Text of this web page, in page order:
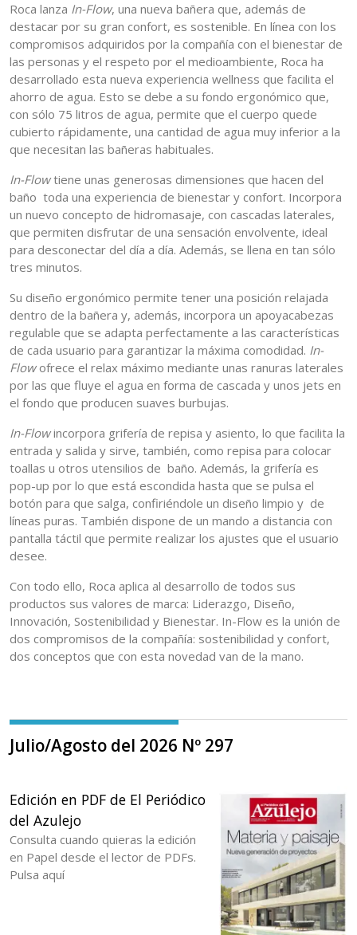
Roca lanza In-Flow, una nueva bañera que, además de
destacar por su gran confort, es sostenible. En línea con los
compromisos adquiridos por la compañía con el bienestar de
las personas y el respeto por el medioambiente, Roca ha
desarrollado esta nueva experiencia wellness que facilita el
ahorro de agua. Esto se debe a su fondo ergonómico que,
con sólo 75 litros de agua, permite que el cuerpo quede
cubierto rápidamente, una cantidad de agua muy inferior a la
que necesitan las bañeras habituales.
In-Flowtiene unas generosas dimensiones que hacen del
baño toda una experiencia de bienestar y confort. Incorpora
un nuevo concepto de hidromasaje, con cascadas laterales,
que permiten disfrutar de una sensación envolvente, ideal
para desconectar del día a día. Además, se llena en tan sólo
tres minutos.
Su diseño ergonómico permite tener una posición relajada
dentro de la bañera y, además, incorpora un apoyacabezas
regulable que se adapta perfectamente a las características
de cada usuario para garantizar la máxima comodidad. In-
Flowofrece el relax máximo mediante unas ranuras laterales
por las que fluye el agua en forma de cascada y unos jets en
el fondo que producen suaves burbujas.
In-Flowincorpora grifería de repisa y asiento, lo que facilita la
entrada y salida y sirve, también, como repisa para colocar
toallas u otros utensilios de baño. Además, la grifería es
pop-up por lo que está escondida hasta que se pulsa el
botón para que salga, confiriéndole un diseño limpio y de
líneas puras. También dispone de un mando a distancia con
pantalla táctil que permite realizar los ajustes que el usuario
desee.
Con todo ello, Roca aplica al desarrollo de todos sus
productos sus valores de marca: Liderazgo, Diseño,
Innovación, Sostenibilidad y Bienestar. In-Flow es la unión de
dos compromisos de la compañía: sostenibilidad y confort,
dos conceptos que con esta novedad van de la mano.
Julio/Agosto del 2026 Nº 297
Edición en PDF de El Periódico
del Azulejo
Consulta cuando quieras la edición
en Papel desde el lector de PDFs.
Pulsa aquí